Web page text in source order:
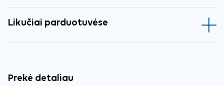
Likučiai parduotuvėse
Prekė detaliau